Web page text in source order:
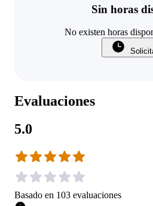
Sin horas
No existen horas
Evaluaciones
5.0
Basado en 103 evaluaciones